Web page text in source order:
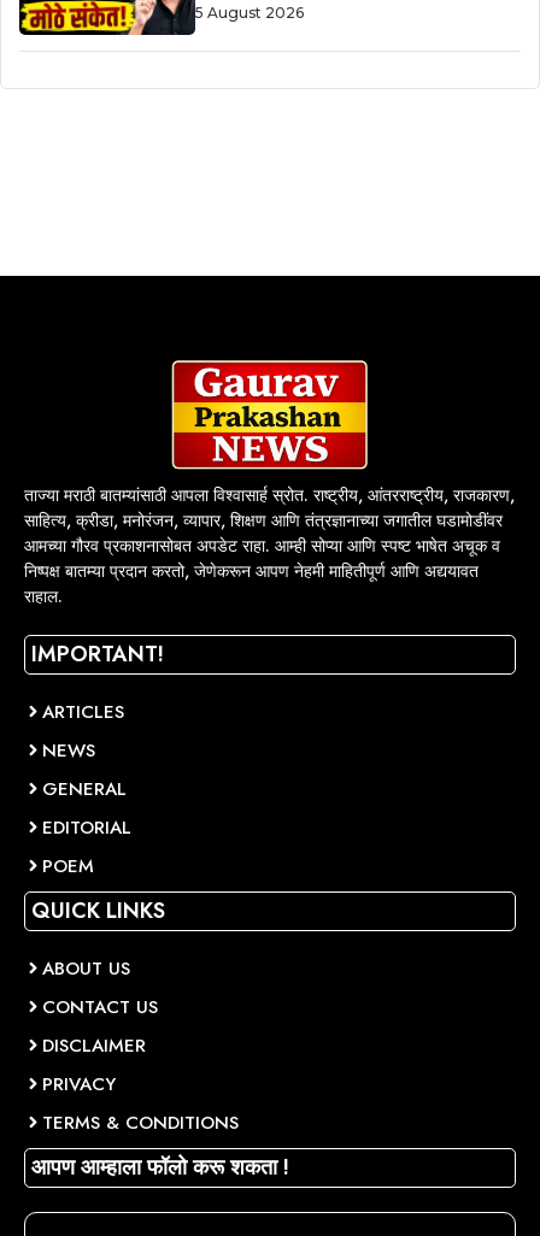
5 August 2026
ताज्या मराठी बातम्यांसाठी आपला विश्वासार्ह स्रोत. राष्ट्रीय, आंतरराष्ट्रीय, राजकारण,
साहित्य, क्रीडा, मनोरंजन, व्यापार, शिक्षण आणि तंत्रज्ञानाच्या जगातील घडामोडींवर
आमच्या गौरव प्रकाशनासोबत अपडेट राहा. आम्ही सोप्या आणि स्पष्ट भाषेत अचूक व
निष्पक्ष बातम्या प्रदान करतो, जेणेकरून आपण नेहमी माहितीपूर्ण आणि अद्ययावत
राहाल.
IMPORTANT!
ARTICLES
NEWS
GENERAL
EDITORIAL
POEM
QUICK LINKS
ABOUT US
CONTACT US
DISCLAIMER
PRIVACY
TERMS & CONDITIONS
आपण आम्हाला फॉलो करू शकता !